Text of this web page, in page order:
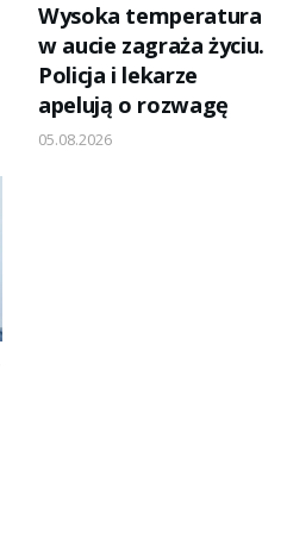
Wysoka temperatura
w aucie zagraża życiu.
Policja i lekarze
apelują o rozwagę
05.08.2026